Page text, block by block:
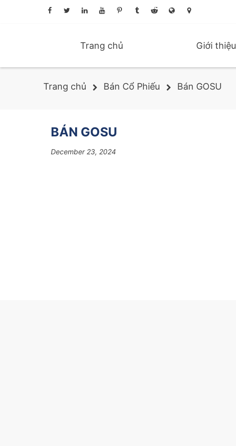
Trang chủ Giới thiệu
Trang chủ Bán Cổ Phiếu Bán GOSU
BÁN GOSU
December 23, 2024